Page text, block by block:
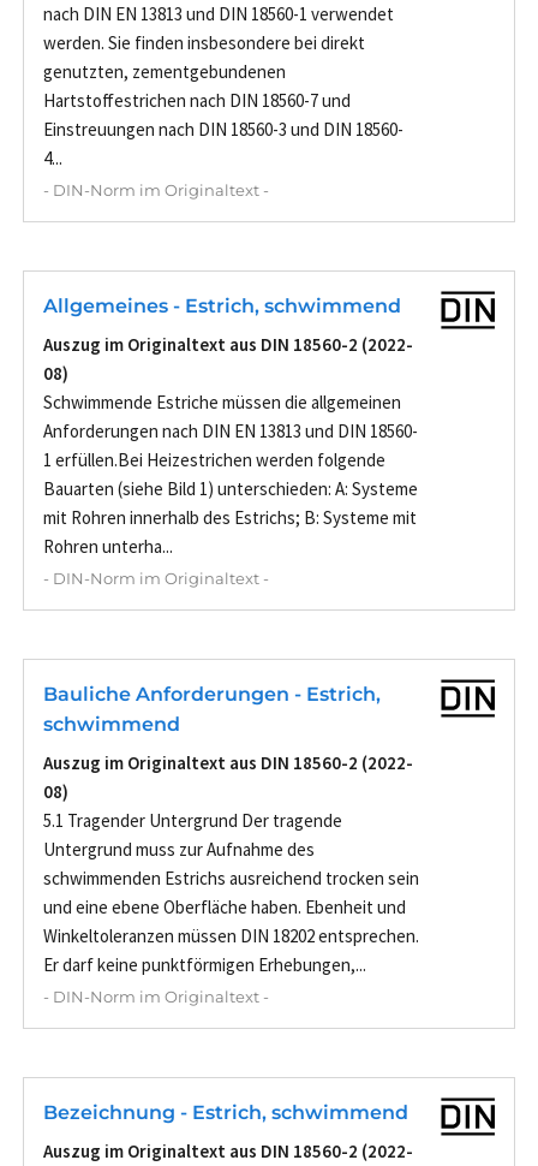
nach DIN EN 13813 und DIN 18560-1 verwendet
werden. Sie finden insbesondere bei direkt
genutzten, zementgebundenen
Hartstoffestrichen nach DIN 18560-7 und
Einstreuungen nach DIN 18560-3 und DIN 18560-
4...
- DIN-Norm im Originaltext -
Allgemeines - Estrich, schwimmend
Auszug im Originaltext aus DIN 18560-2 (2022-
08)
Schwimmende Estriche müssen die allgemeinen
Anforderungen nach DIN EN 13813 und DIN 18560-
1 erfüllen.Bei Heizestrichen werden folgende
Bauarten (siehe Bild 1) unterschieden: A: Systeme
mit Rohren innerhalb des Estrichs; B: Systeme mit
Rohren unterha...
- DIN-Norm im Originaltext -
Bauliche Anforderungen - Estrich,
schwimmend
Auszug im Originaltext aus DIN 18560-2 (2022-
08)
5.1 Tragender Untergrund Der tragende
Untergrund muss zur Aufnahme des
schwimmenden Estrichs ausreichend trocken sein
und eine ebene Oberfläche haben. Ebenheit und
Winkeltoleranzen müssen DIN 18202 entsprechen.
Er darf keine punktförmigen Erhebungen,...
- DIN-Norm im Originaltext -
Bezeichnung - Estrich, schwimmend
Auszug im Originaltext aus DIN 18560-2 (2022-